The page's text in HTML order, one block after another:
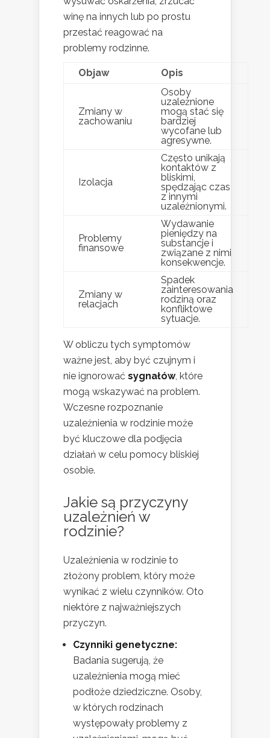
winę na innych lub po prostu
przestać reagować na
problemy rodzinne.
Objaw Opis
Zmiany w
zachowaniu
Osoby
uzależnione
mogą stać się
bardziej
wycofane lub
agresywne.
Izolacja
Często unikają
kontaktów z
bliskimi,
spędzając czas
z innymi
uzależnionymi.
Problemy
finansowe
Wydawanie
pieniędzy na
substancje i
związane z nimi
konsekwencje.
Zmiany w
relacjach
Spadek
zainteresowania
rodziną oraz
konfliktowe
sytuacje.
W obliczu tych symptomów
ważne jest, aby być czujnym i
nie ignorować sygnałów, które
mogą wskazywać na problem.
Wczesne rozpoznanie
uzależnienia w rodzinie może
być kluczowe dla podjęcia
działań w celu pomocy bliskiej
osobie.
Jakie są przyczyny
uzależnień w
rodzinie?
Uzależnienia w rodzinie to
złożony problem, który może
wynikać z wielu czynników. Oto
niektóre z najważniejszych
przyczyn.
Czynniki genetyczne:
Badania sugerują, że
uzależnienia mogą mieć
podłoże dziedziczne. Osoby,
w których rodzinach
występowały problemy z